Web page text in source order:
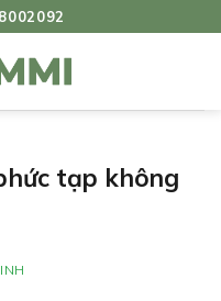
tạp không